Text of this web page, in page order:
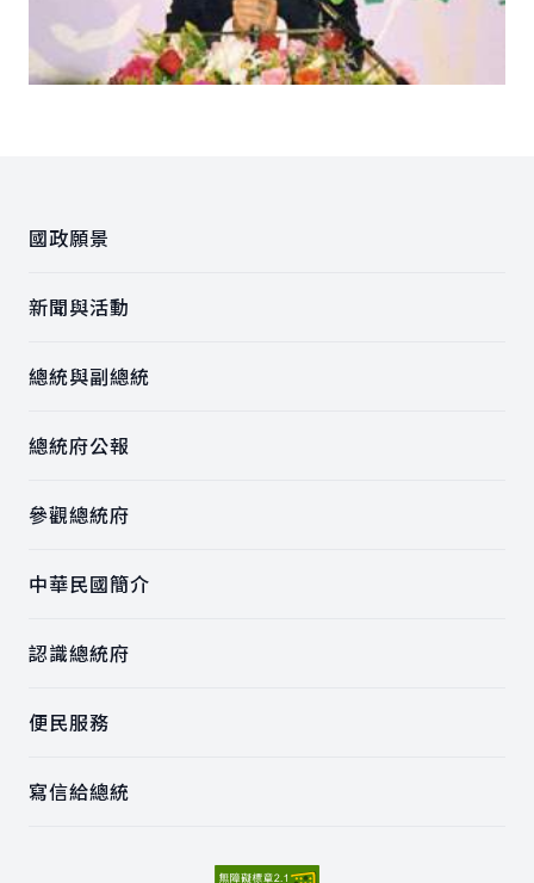
國政願景
新聞與活動
總統與副總統
總統府公報
參觀總統府
中華民國簡介
認識總統府
便民服務
寫信給總統